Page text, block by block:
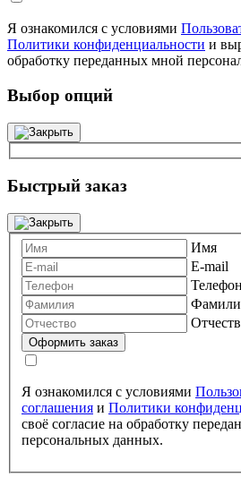
Я ознакомился с условиями
Политики конфиденциальности и
обработку переданных мной
Выбор опций
Быстрый заказ
Имя
E-mail
Телефон
Я ознакомился с условиями
соглашения и Политики
своё согласие на обработку
персональных данных.